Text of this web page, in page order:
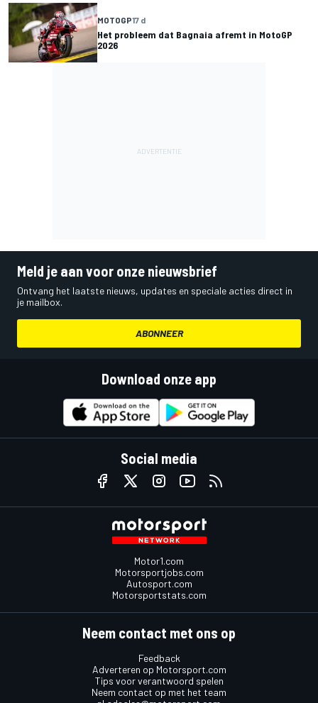
MOTOGP17 d
Het probleem dat Bagnaia afremt in MotoGP
2026
Meld je aan voor onze nieuwsbrief
Ontvang het laatste nieuws, updates en speciale acties direct in
je mailbox.
ABONNEER
Download onze app
Social media
Motor1.com
Motorsportjobs.com
Autosport.com
Motorsportstats.com
Neem contact met ons op
Feedback
Adverteren op Motorsport.com
Tips voor verantwoord spelen
Neem contact op met het team